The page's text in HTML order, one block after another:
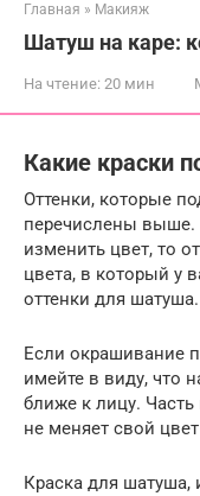
Главная » Макияж
Шатуш на каре:
На чтение: 20 мин
Какие краски
Оттенки, которые
перечислены выше.
изменить цвет, то
цвета, в который у
оттенки для шатуша.
Если окрашивание
имейте в виду, что
ближе к лицу. Часть
не меняет свой
Краска для шатуша,